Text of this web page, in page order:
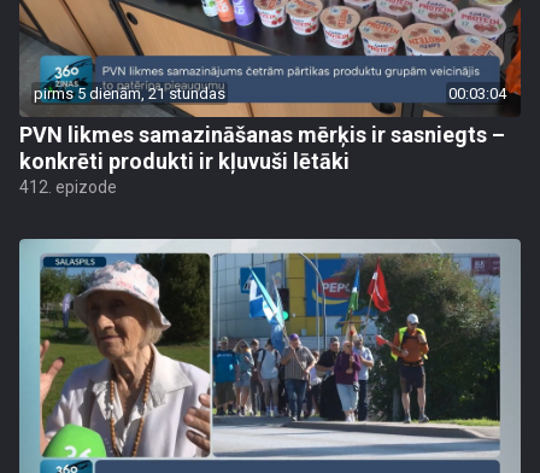
pirms 5 dienām, 21 stundas 00:03:04
PVN likmes samazināšanas mērķis ir sasniegts –
konkrēti produkti ir kļuvuši lētāki
412. epizode